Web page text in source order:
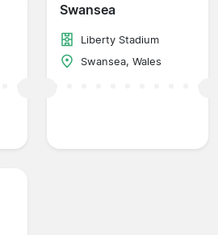
Swansea
Liberty Stadium
Swansea, Wales